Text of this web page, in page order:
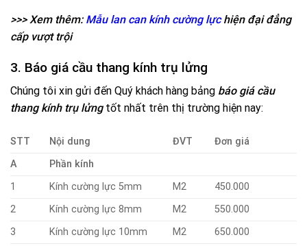
>>> Xem thêm: Mẫu lan can kính cường lựchiện đại đẳng
cấp vượt trội
3. Báo giá cầu thang kính trụ lửng
Chúng tôi xin gửi đến Quý khách hàng bảng báo giá cầu
thang kính trụ lửngtốt nhất trên thị trường hiện nay:
STT Nội dung ĐVT
Đơn giá
A
Phần kính
1
Kính cường lực 5mm M2
450.000
2
Kính cường lực 8mm M2
550.000
3
Kính cường lực 10mm M2
650.000